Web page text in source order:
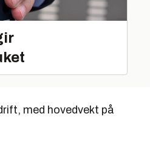
med hovedvekt på